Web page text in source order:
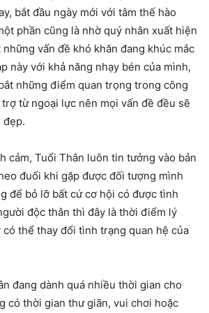
bắt đầu ngày mới với tâm thế hào
phần cũng là nhờ quý nhân xuất hiện
vấn đề khó khăn đang khúc mắc
này với khả năng nhạy bén của mình,
những điểm quan trọng trong công
từ ngoại lực nên mọi vấn đề đều sẽ
đẹp.
cảm, Tuổi Thân luôn tin tưởng vào bản
đuổi khi gặp được đối tượng mình
để bỏ lỡ bất cứ cơ hội có được tình
độc thân thì đây là thời điểm lý
thể thay đổi tình trạng quan hệ của
đang dành quá nhiều thời gian cho
có thời gian thư giãn, vui chơi hoặc